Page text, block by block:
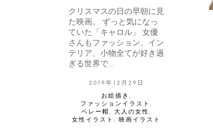
クリスマスの日の早朝に見
た映画。 ずっと気になっ
ていた「キャロル」 女優
さんもファッション、イン
テリア、小物全てが好き過
ぎる世界で…
2019年12月29日
お絵描き
ファッションイラスト
ベレー帽
大人の女性
女性イラスト
,映画イラスト